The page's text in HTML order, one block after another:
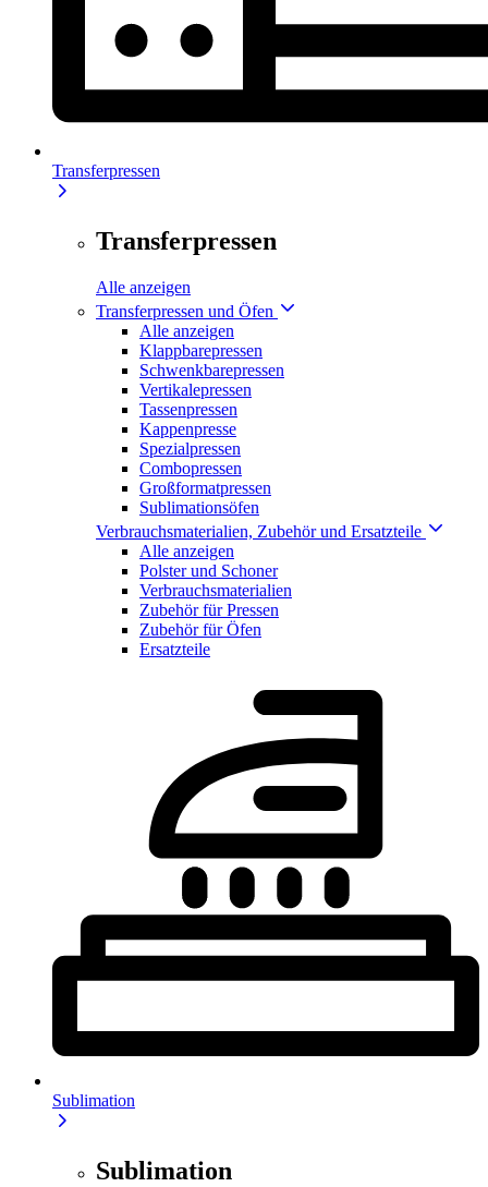
Transferpressen
Transferpressen
Alle anzeigen
Transferpressen und Öfen
Alle anzeigen
Klappbarepressen
Schwenkbarepressen
Vertikalepressen
Tassenpressen
Kappenpresse
Spezialpressen
Combopressen
Großformatpressen
Sublimationsöfen
Verbrauchsmaterialien, Zubehör und Ersatzteile
Alle anzeigen
Polster und Schoner
Verbrauchsmaterialien
Zubehör für Pressen
Zubehör für Öfen
Ersatzteile
Sublimation
Sublimation